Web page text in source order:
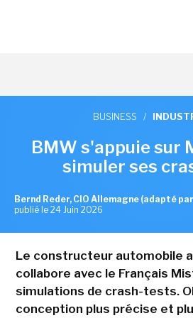
BUSINESS /
BMW s'appuie sur
simuler ses
Bernd Reder, CIO Allemagne (adapté
publié le 24 Juin 2026
Le constructeur automobile
collabore avec le Français
simulations de crash-tests.
conception plus précise et